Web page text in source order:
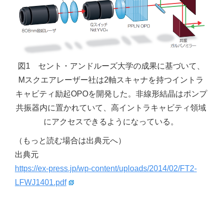
図1 セント・アンドルーズ大学の成果に基づいて、
Mスクエアレーザー社は2軸スキャナを持つイントラ
キャビティ励起OPOを開発した。非線形結晶はポンプ
共振器内に置かれていて、高イントラキャビティ領域
にアクセスできるようになっている。
（もっと読む場合は出典元へ）
出典元
https://ex-press.jp/wp-content/uploads/2014/02/FT2-
LFWJ1401.pdf